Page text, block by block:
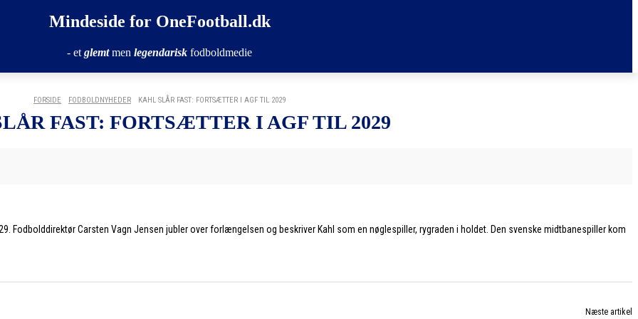
Mindeside for OneFootball.dk
- et glemtmen legendarisk fodboldmedie
FORSIDE FODBOLDNYHEDER KAHL SLÅR FAST: FORTSÆTTER I AGF TIL 2029
FAST: FORTSÆTTER I AGF TIL 2029
Fodbolddirektør Carsten Vagn Jensen jubler over forlængelsen og beskriver Kahl som en nøglespiller, rygraden i holdet. Den svenske midtbanespiller kom
Næste artikel